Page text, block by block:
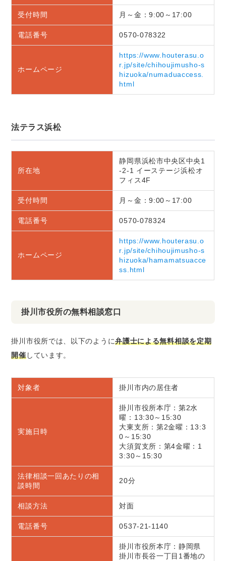
受付時間 月～金：9:00～17:00
電話番号 0570-078322
ホームページ
https://www.houterasu.o
r.jp/site/chihoujimusho-s
hizuoka/numaduaccess.
html
法テラス浜松
所在地
静岡県浜松市中央区中央1
-2-1 イーステージ浜松オ
フィス4F
受付時間 月～金：9:00～17:00
電話番号 0570-078324
ホームページ
https://www.houterasu.o
r.jp/site/chihoujimusho-s
hizuoka/hamamatsuacce
ss.html
掛川市役所の無料相談窓口
掛川市役所では、以下のように弁護士による無料相談を定期
開催しています。
対象者 掛川市内の居住者
実施日時
掛川市役所本庁：第2水
曜：13:30～15:30
大東支所：第2金曜：13:3
0～15:30
大須賀支所：第4金曜：1
3:30～15:30
法律相談一回あたりの相
談時間
20分
相談方法 対面
電話番号 0537-21-1140
掛川市役所本庁：静岡県
掛川市長谷一丁目1番地の